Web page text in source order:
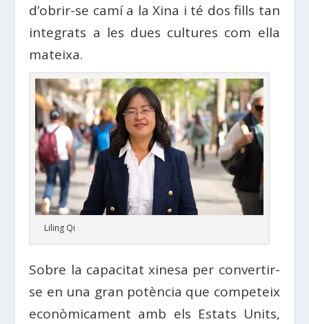
d’obrir-se camí a la Xina i té dos fills tan
integrats a les dues cultures com ella
mateixa.
Liling Qi
Sobre la capacitat xinesa per convertir-
se en una gran potència que competeix
econòmicament amb els Estats Units,